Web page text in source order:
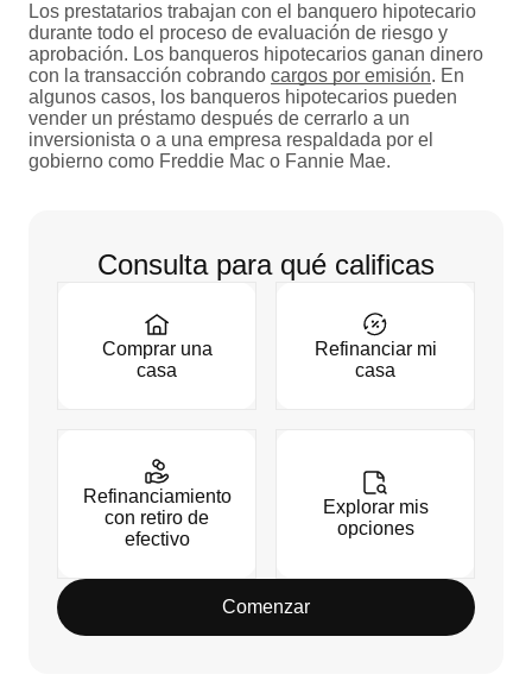
Los prestatarios trabajan con el banquero hipotecario
durante todo el proceso de evaluación de riesgo y
aprobación. Los banqueros hipotecarios ganan dinero
con la transacción cobrando cargos por emisión. En
algunos casos, los banqueros hipotecarios pueden
vender un préstamo después de cerrarlo a un
inversionista o a una empresa respaldada por el
gobierno como Freddie Mac o Fannie Mae.
Consulta para qué calificas
Comprar una
casa
Refinanciar mi
casa
Refinanciamiento
con retiro de
efectivo
Explorar mis
opciones
Comenzar